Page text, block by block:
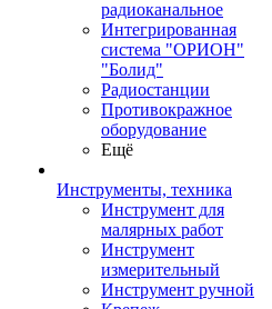
радиоканальное
Интегрированная
система "ОРИОН"
"Болид"
Радиостанции
Противокражное
оборудование
Ещё
Инструменты, техника
Инструмент для
малярных работ
Инструмент
измерительный
Инструмент ручной